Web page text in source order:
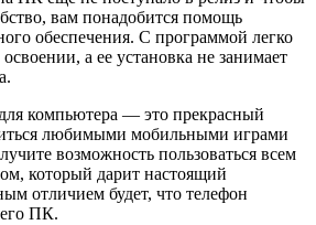
вам понадобится помощь
обеспечения. С программой легко
а ее установка не занимает
компьютера — это прекрасный
любимыми мобильными играми
возможность пользоваться всем
который дарит настоящий
отличием будет, что телефон
ПК.